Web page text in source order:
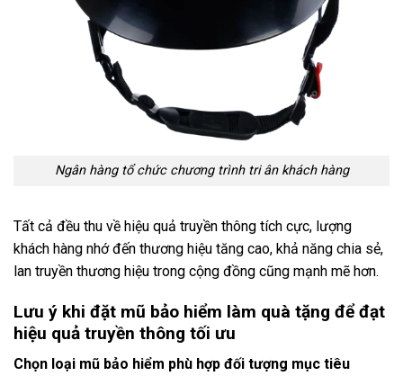
Ngân hàng tổ chức chương trình tri ân khách hàng
Tất cả đều thu về hiệu quả truyền thông tích cực, lượng
khách hàng nhớ đến thương hiệu tăng cao, khả năng chia sẻ,
lan truyền thương hiệu trong cộng đồng cũng mạnh mẽ hơn.
Lưu ý khi đặt mũ bảo hiểm làm quà tặng để đạt
hiệu quả truyền thông tối ưu
Chọn loại mũ bảo hiểm phù hợp đối tượng mục tiêu